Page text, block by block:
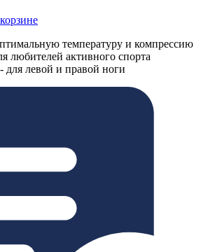
температуру и компрессию
любителей активного спорта
для левой и правой ноги